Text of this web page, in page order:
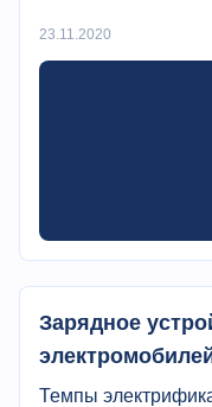
23.11.2020
Зарядное
Темпы